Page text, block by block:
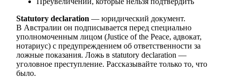
Statutory declaration — юридический документ.
В Австралии он подписывается перед специально
уполномоченным лицом (Justice of the Peace, адвокат,
нотариус) с предупреждением об ответственности за
ложные показания. Ложь в statutory declaration —
уголовное преступление. Рассказывайте только то, что
было.